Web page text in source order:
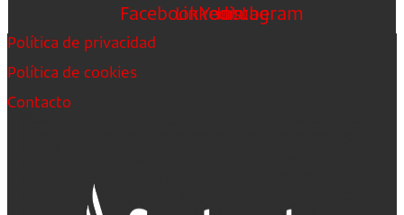
FacebookLinkedin
Youtube
Instagram
Política de privacidad
Política de cookies
Contacto